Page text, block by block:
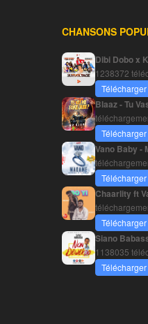
CHANSONS
Dibi Dobo x
1238372
Blaaz - Tu
Vano Baby -
Chaarlity ft
Siano
1138035